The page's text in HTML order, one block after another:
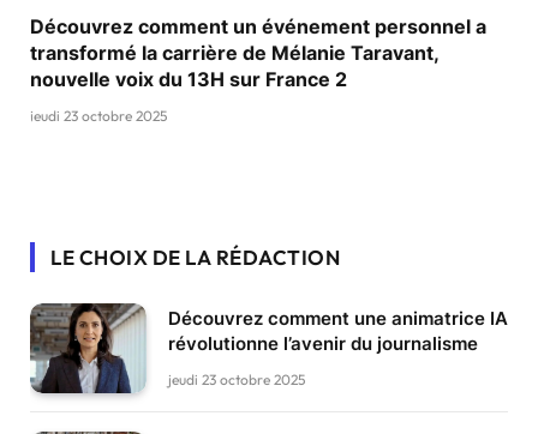
Découvrez comment un événement personnel a
transformé la carrière de Mélanie Taravant,
nouvelle voix du 13H sur France 2
jeudi 23 octobre 2025
LE CHOIX DE LA RÉDACTION
Découvrez comment une animatrice IA
révolutionne l’avenir du journalisme
jeudi 23 octobre 2025